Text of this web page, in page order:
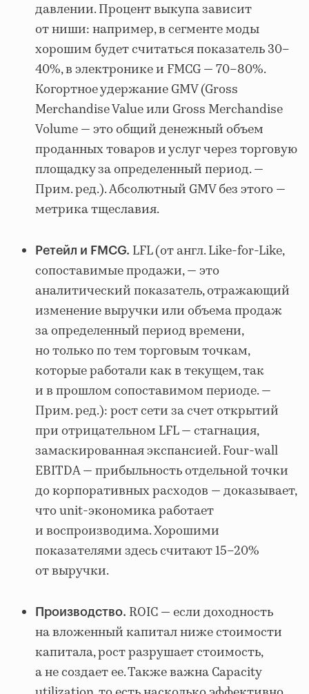
давлении. Процент выкупа зависит
от ниши: например, в сегменте моды
хорошим будет считаться показатель 30–
40%, в электронике и FMCG — 70–80%.
Когортное удержание GMV (Gross
Merchandise Value или Gross Merchandise
Volume — это общий денежный объем
проданных товаров и услуг через торговую
площадку за определенный период. —
Прим. ред.). Абсолютный GMV без этого —
метрика тщеславия.
Ретейл и FMCG. LFL (от англ. Like-for-Like,
сопоставимые продажи, — это
аналитический показатель, отражающий
изменение выручки или объема продаж
за определенный период времени,
но только по тем торговым точкам,
которые работали как в текущем, так
и в прошлом сопоставимом периоде. —
Прим. ред.): рост сети за счет открытий
при отрицательном LFL — стагнация,
замаскированная экспансией. Four-wall
EBITDA — прибыльность отдельной точки
до корпоративных расходов — доказывает,
что unit-экономика работает
и воспроизводима. Хорошими
показателями здесь считают 15–20%
от выручки.
Производство. ROIC — если доходность
на вложенный капитал ниже стоимости
капитала, рост разрушает стоимость,
а не создает ее. Также важна Capacity